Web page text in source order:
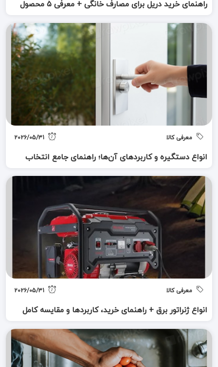
راهنمای خرید دریل برای مصارف خانگی + معرفی ۵ محصول
معرفی کالا 2026/05/31
انواع دستگیره و کاربردهای آن‌ها؛ راهنمای جامع انتخاب
معرفی کالا 2026/05/31
انواع ژنراتور برق + راهنمای خرید، کاربردها و مقایسه کامل